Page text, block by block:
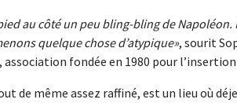
au côté un peu bling-bling de Napoléon.
quelque chose d’atypique , sourit
fondée en 1980 pour
de même assez raffiné, est un lieu où